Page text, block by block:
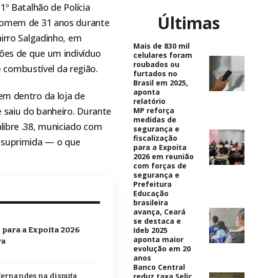
Batalhão de Polícia
de 31 anos durante
Salgadinho, em
de que um indivíduo
da região.
dentro da loja de
do banheiro. Durante
.38, municiado com
— o que
a Expoita 2026
na disputa
Últimas
Mais de 830 mil
celulares foram
roubados ou
furtados no
Brasil em 2025,
aponta
relatório
MP reforça
medidas de
segurança e
fiscalização
para a Expoita
2026 em reunião
com forças de
segurança e
Prefeitura
Educação
brasileira
avança, Ceará
se destaca e
Ideb 2025
aponta maior
evolução em 20
anos
Banco Central
reduz taxa Selic